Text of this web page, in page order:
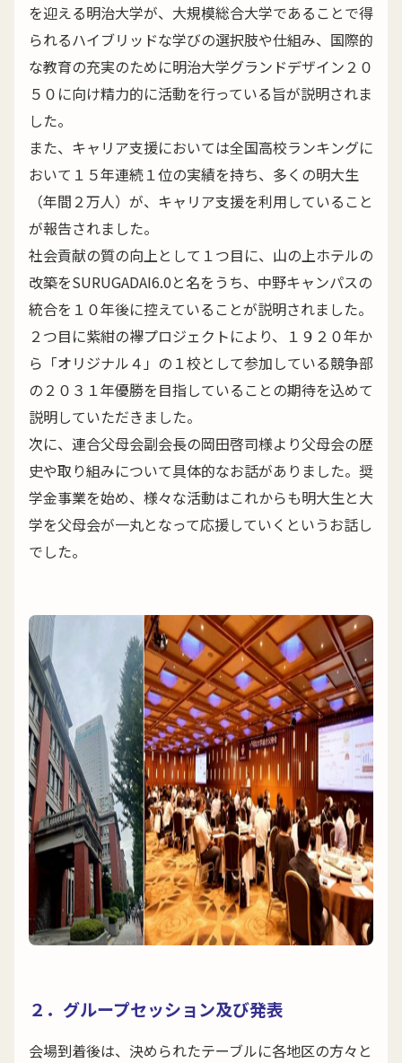
を迎える明治大学が、大規模総合大学であることで得
られるハイブリッドな学びの選択肢や仕組み、国際的
な教育の充実のために明治大学グランドデザイン２０
５０に向け精力的に活動を行っている旨が説明されま
した。
また、キャリア支援においては全国高校ランキングに
おいて１５年連続１位の実績を持ち、多くの明大生
（年間２万人）が、キャリア支援を利用していること
が報告されました。
社会貢献の質の向上として１つ目に、山の上ホテルの
改築をSURUGADAI6.0と名をうち、中野キャンパスの
統合を１０年後に控えていることが説明されました。
２つ目に紫紺の襷プロジェクトにより、１９２０年か
ら「オリジナル４」の１校として参加している競争部
の２０３１年優勝を目指していることの期待を込めて
説明していただきました。
次に、連合父母会副会長の岡田啓司様より父母会の歴
史や取り組みについて具体的なお話がありました。奨
学金事業を始め、様々な活動はこれからも明大生と大
学を父母会が一丸となって応援していくというお話し
でした。
２．グループセッション及び発表
会場到着後は、決められたテーブルに各地区の方々と